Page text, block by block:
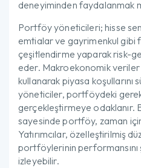
deneyiminden faydalanmak
Portföy yöneticileri; hisse
emtialar ve gayrimenkul gibi
çeşitlendirme yaparak risk-
eder. Makroekonomik
kullanarak piyasa koşullarını
yöneticiler, portföydeki
gerçekleştirmeye odaklanır.
sayesinde portföy, zaman
Yatırımcılar, özelleştirilmiş
portföylerinin
izleyebilir.